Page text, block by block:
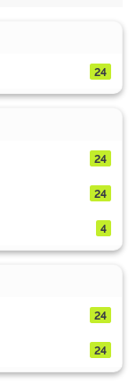
24
24
24
4
24
24